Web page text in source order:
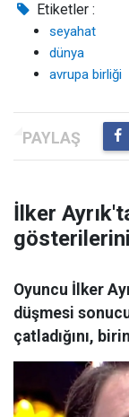
Etiketler :
seyahat
dünya
avrupa birliği
İlker
Oyuncu İlker
düşmesi
çatladığını,